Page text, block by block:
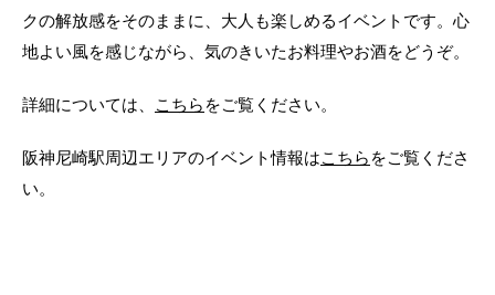
本社
クの解放感をそのままに、大人も楽しめるイベントです。心
地よい風を感じながら、気のきいたお料理やお酒をどうぞ。
詳細については、 こちら をご覧ください。
阪神尼崎駅周辺エリアのイベント情報はこちら をご覧くださ
い。